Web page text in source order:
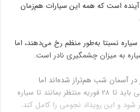
بار تا ۱۵ سال آینده است که همه این سیارات هم‌زمان
نسبتا به‌طور منظم رخ می‌دهند، اما
به‌ میزان چشمگیری نادر است.
آسمان شب هم‌تراز شده‌اند اما
علاقه‌مندان به ستاره‌شناسی باید تا ۲۸ فوریه منتظر بمانند تا سیاره
شود و این رویداد نجومی را کامل کند.